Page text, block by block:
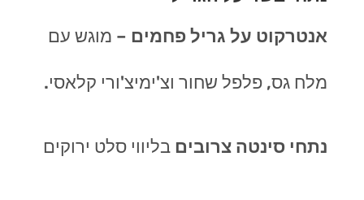
אנטרקוט על גריל פחמים – מוגש עם
מלח גס, פלפל שחור וצ'ימיצ'ורי קלאסי.
נתחי סינטה צרובים בליווי סלט ירוקים